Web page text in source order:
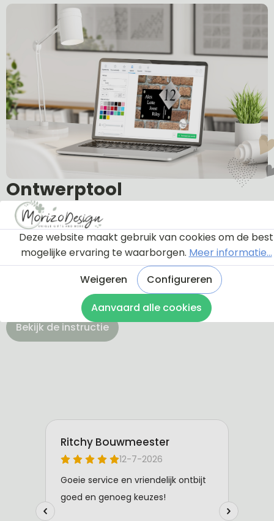
Ontwerptool
Via onderstaande knop komt u bij een instructie en
een tutorial die u een rondleiding geeft door de
ontwerptool. Hierdoor weet u precies hoe u zelf uw
naambordje helemaal kunt aanpassen en naar uw
eigen smaak kunt ontwerpen.
Bekijk de instructie
Deze website maakt gebruik van cookies om de best
mogelijke ervaring te waarborgen. Meer informatie...
Weigeren
Configureren
Aanvaard alle cookies